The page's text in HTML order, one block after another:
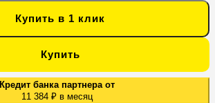
Купить в 1 клик
Купить
Кредит банка партнера от
11 384 ₽ в месяц